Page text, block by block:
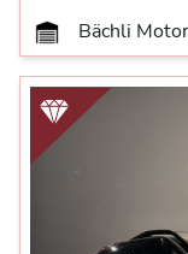
Bächli